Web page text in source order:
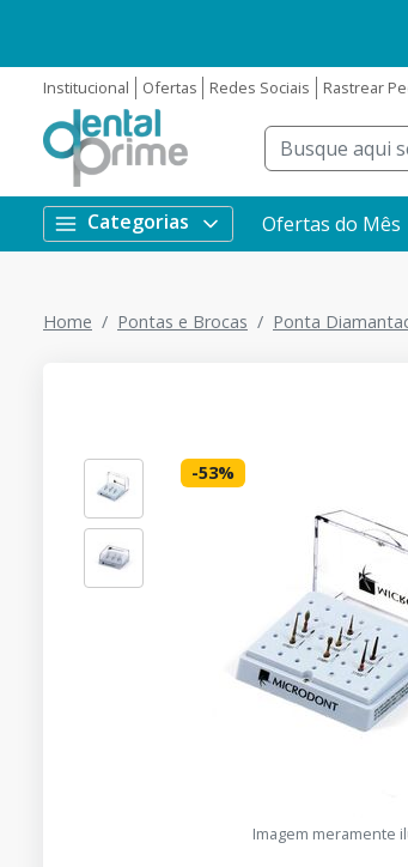
Institucional Ofertas Redes Sociais Rastrear
Categorias Ofertas do Mês
Home Pontas e Brocas Ponta
-53%
Imagem meramente